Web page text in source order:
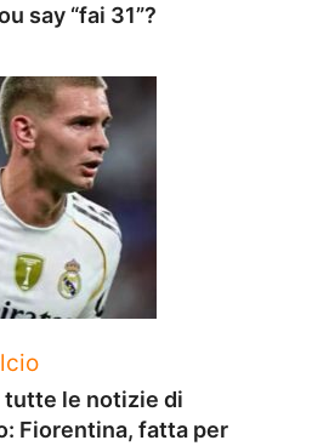
say “fai 31”?
tutte le notizie di
Fiorentina, fatta per